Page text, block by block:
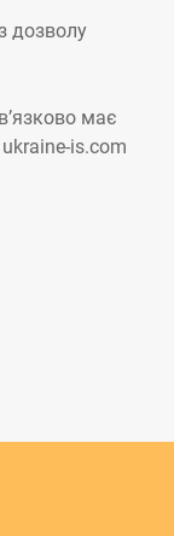
дозволу
має
is.com